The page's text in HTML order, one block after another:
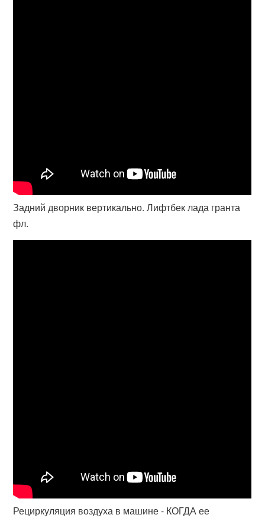
Задний дворник вертикально. Лифтбек лада гранта
фл.
Рециркуляция воздуха в машине - КОГДА ее